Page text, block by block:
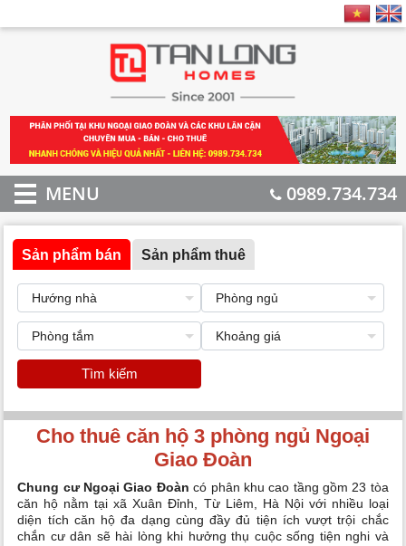
MENU 0989.734.734
Sản phẩm bán Sản phẩm thuê
Tìm kiếm
Cho thuê căn hộ 3 phòng ngủ Ngoại
Giao Đoàn
Chung cư Ngoại Giao Đoàn có phân khu cao tầng gồm 23 tòa
căn hộ nằm tại xã Xuân Đỉnh, Từ Liêm, Hà Nội với nhiều loại
diện tích căn hộ đa dạng cùng đầy đủ tiện ích vượt trội chắc
chắn cư dân sẽ hài lòng khi hưởng thụ cuộc sống tiện nghi và